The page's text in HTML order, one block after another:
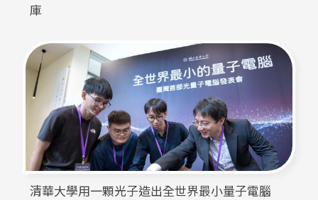
庫
清華大學用一顆光子造出全世界最小量子電腦